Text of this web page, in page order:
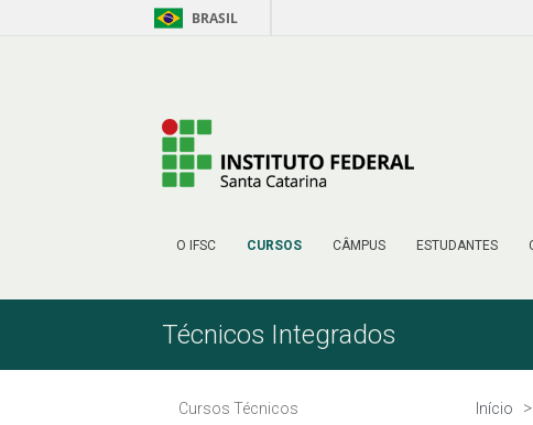
Pular para o Conteúdo BRASIL
O IFSC CURSOS CÂMPUS ESTUDANTES
Técnicos Integrados
Cursos Técnicos Início